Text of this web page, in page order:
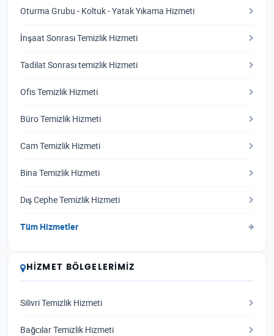
Oturma Grubu - Koltuk - Yatak Yıkama Hizmeti
İnşaat Sonrası Temizlik Hizmeti
Tadilat Sonrası temizlik Hizmeti
Ofis Temizlik Hizmeti
Büro Temizlik Hizmeti
Cam Temizlik Hizmeti
Bina Temizlik Hizmeti
Dış Cephe Temizlik Hizmeti
Tüm Hizmetler
HIZMET BÖLGELERIMIZ
Silivri Temizlik Hizmeti
Bağcılar Temizlik Hizmeti